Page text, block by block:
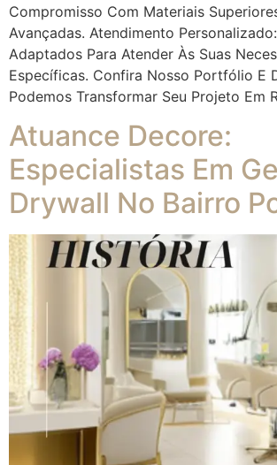
Compromisso Com Materiais
Avançadas. Atendimento
Adaptados Para Atender Às Suas
Específicas. Confira Nosso Portfólio E
Podemos Transformar Seu Projeto Em
Atuance Decore:
Especialistas Em
Drywall No Bairro